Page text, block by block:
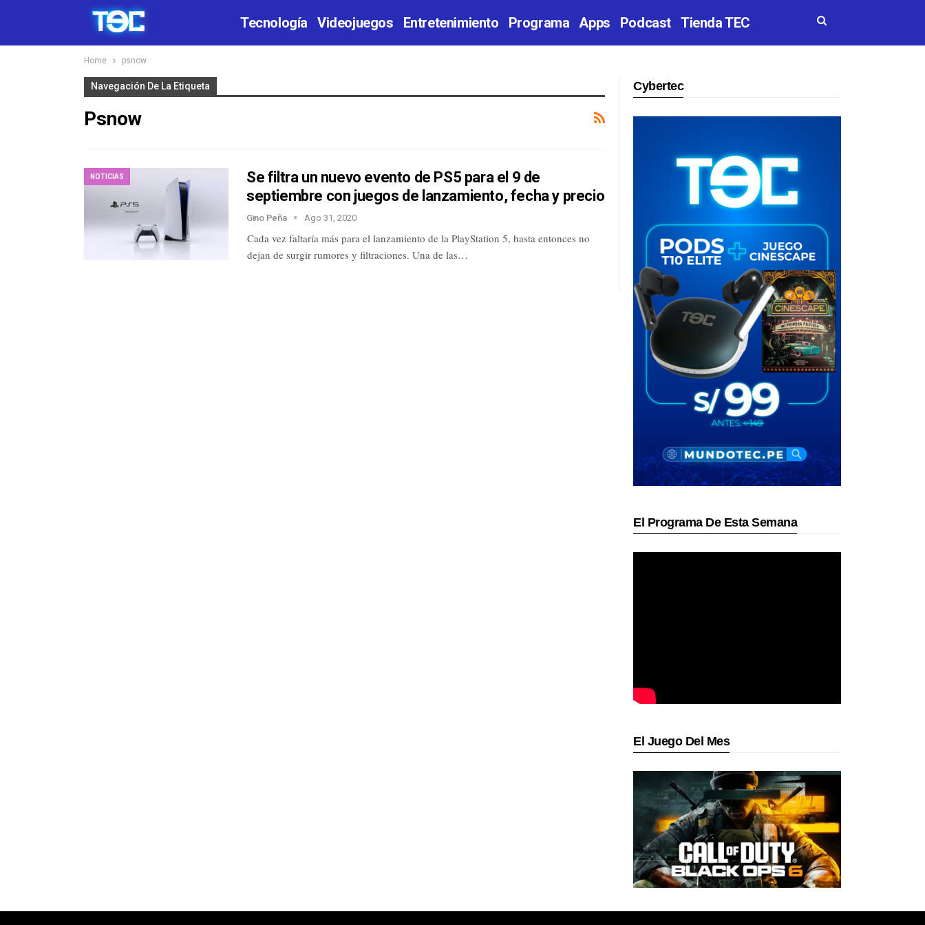
Tecnología Videojuegos Entretenimiento Programa Apps Podcast Tienda TEC
Home psnow
Navegación De La Etiqueta
Psnow
NOTICIAS
Se filtra un nuevo evento de PS5 para el 9 de
septiembre con juegos de lanzamiento, fecha y precio
Gino Peña Ago 31, 2020
Cada vez faltaría más para el lanzamiento de la PlayStation 5, hasta entonces no
dejan de surgir rumores y filtraciones. Una de las…
Cybertec
El Programa De Esta Semana
El Juego Del Mes